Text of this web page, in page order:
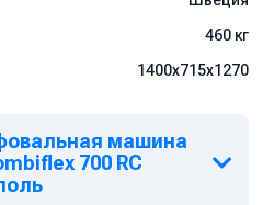
покрытий.
предназначена исключительно для
460 кг
1400х715х1270
машина
700 RC